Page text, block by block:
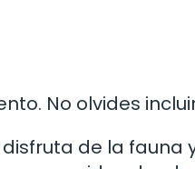
No olvides
de la fauna